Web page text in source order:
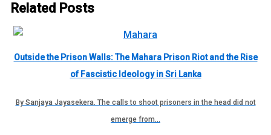
Related Posts
Outside the Prison Walls: The Mahara Prison Riot and the Rise
of Fascistic Ideology in Sri Lanka
By Sanjaya Jayasekera. The calls to shoot prisoners in the head did not
emerge from…